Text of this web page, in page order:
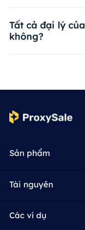
Tất cả đại lý
không?
Sản phẩm
Tài nguyên
Các ví dụ